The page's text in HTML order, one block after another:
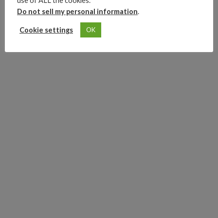
Advertisements
Do not sell my personal information.
Cookie settings OK